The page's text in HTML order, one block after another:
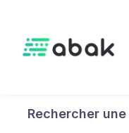
Rechercher